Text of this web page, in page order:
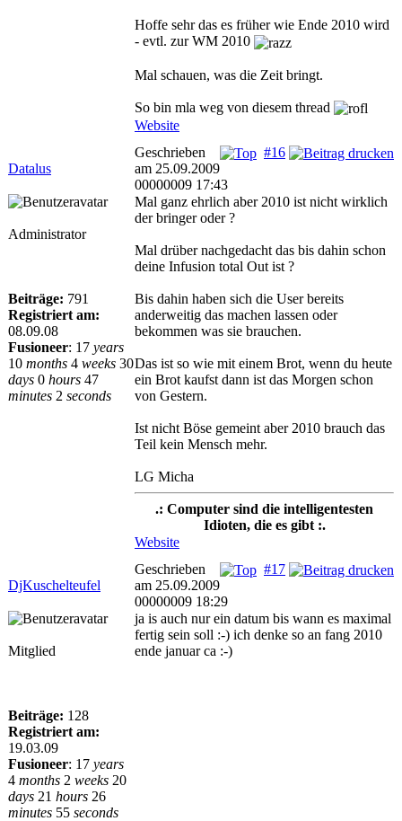
Hoffe sehr das es früher wie Ende 2010 wird
- evtl. zur WM 2010
Mal schauen, was die Zeit bringt.
So bin mla weg von diesem thread
Website
Datalus
#16
Geschrieben
am 25.09.2009
00000009 17:43
Administrator
Beiträge: 791
Registriert am:
08.09.08
Fusioneer: 17 years
10 months 4 weeks 30
days 0 hours 47
minutes 2 seconds
Mal ganz ehrlich aber 2010 ist nicht wirklich
der bringer oder ?
Mal drüber nachgedacht das bis dahin schon
deine Infusion total Out ist ?
Bis dahin haben sich die User bereits
anderweitig das machen lassen oder
bekommen was sie brauchen.
Das ist so wie mit einem Brot, wenn du heute
ein Brot kaufst dann ist das Morgen schon
von Gestern.
Ist nicht Böse gemeint aber 2010 brauch das
Teil kein Mensch mehr.
LG Micha
.: Computer sind die intelligentesten
Idioten, die es gibt :.
Website
DjKuschelteufel
#17
Geschrieben
am 25.09.2009
00000009 18:29
Mitglied
Beiträge: 128
Registriert am:
19.03.09
Fusioneer: 17 years
4 months 2 weeks 20
days 21 hours 26
minutes 55 seconds
ja is auch nur ein datum bis wann es maximal
fertig sein soll :-) ich denke so an fang 2010
ende januar ca :-)